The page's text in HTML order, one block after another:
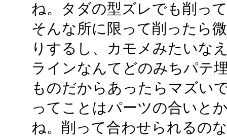
ね。タダの型ズレでも削っ
そんな所に限って削ったら
りするし、カモメみたいな
ラインなんてどのみちパテ
ものだからあったらマズい
ってことはパーツの合いと
ね。削って合わせられるの